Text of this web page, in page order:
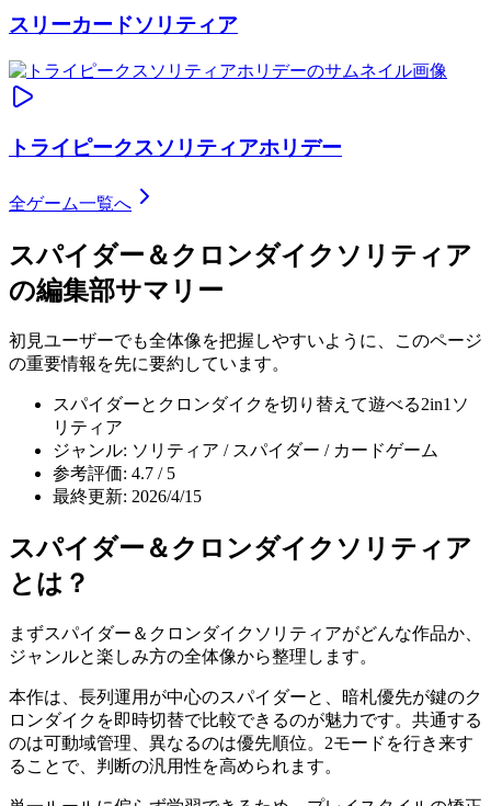
スリーカードソリティア
トライピークスソリティアホリデー
全ゲーム一覧へ
スパイダー＆クロンダイクソリティア
の編集部サマリー
初見ユーザーでも全体像を把握しやすいように、このページ
の重要情報を先に要約しています。
スパイダーとクロンダイクを切り替えて遊べる2in1ソ
リティア
ジャンル: ソリティア / スパイダー / カードゲーム
参考評価: 4.7 / 5
最終更新: 2026/4/15
スパイダー＆クロンダイクソリティア
とは？
まずスパイダー＆クロンダイクソリティアがどんな作品か、
ジャンルと楽しみ方の全体像から整理します。
本作は、長列運用が中心のスパイダーと、暗札優先が鍵のク
ロンダイクを即時切替で比較できるのが魅力です。共通する
のは可動域管理、異なるのは優先順位。2モードを行き来す
ることで、判断の汎用性を高められます。